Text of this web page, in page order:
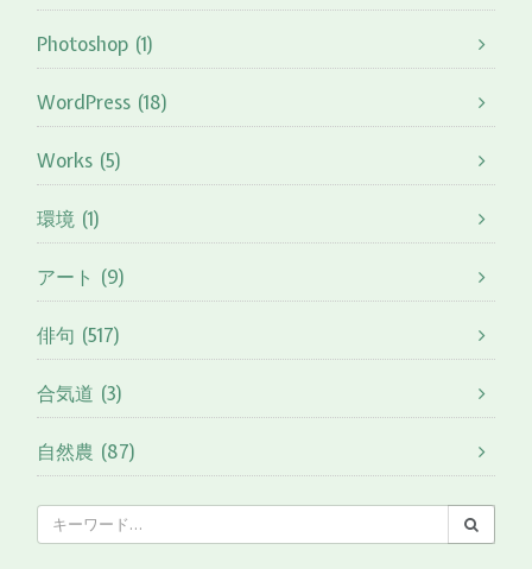
Photoshop (1)
WordPress (18)
Works (5)
環境 (1)
アート (9)
俳句 (517)
合気道 (3)
自然農 (87)